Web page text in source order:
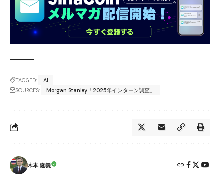
TAGGED:
AI
SOURCES:
Morgan Stanley「2025年インターン調査」
木本 隆義